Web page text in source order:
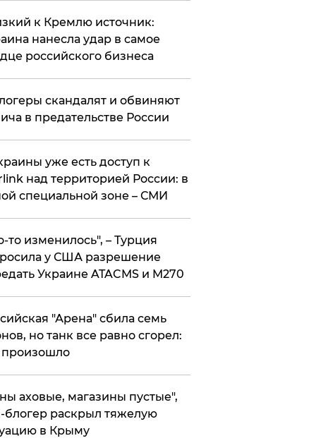
к Кремлю источник:
нанесла удар в самое
российского бизнеса
скандалят и обвиняют
в предательстве России
уже есть доступ к
над территорией России: в
специальной зоне – СМИ
то изменилось", – Турция
у США разрешение
Украине ATACMS и M270
"Арена" сбила семь
но танк все равно сгорел:
произошло
аховые, магазины пустые",
раскрыл тяжелую
в Крыму